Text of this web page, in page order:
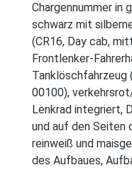
Chargennummer in
schwarz mit
(CR16, Day cab,
Frontlenker-
Tanklöschfahrzeug
00100),
Lenkrad integriert,
und auf den Seiten
reinweiß und
des Aufbaues,